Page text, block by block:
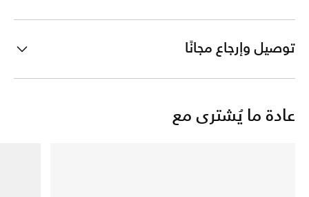
توصيل وإرجاع مجانًا
عادة ما يُشترى مع